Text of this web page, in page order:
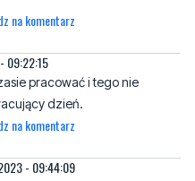
pracować i tego nie
na komentarz
- 09:44:09
wystawiane jest również
na komentarz